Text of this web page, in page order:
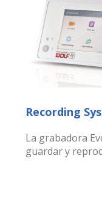
Recording
La grabadora
guardar y